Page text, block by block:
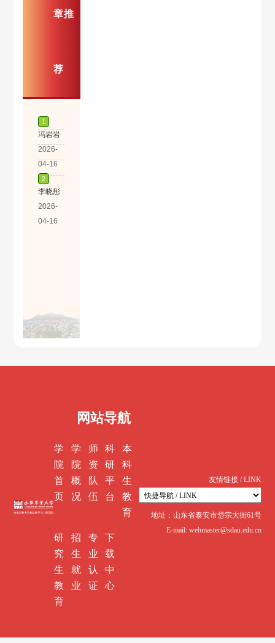
章推
荐
网站导航
学
院
首
页
学
院
概
况
师
资
队
伍
科
研
平
台
本
科
生
教
育
研
究
生
教
育
招
生
就
业
专
业
认
证
下
载
中
心
友情链接 / LINK
地址：山东省泰安市岱宗大街61号
E-mail: webmaster@sdau.edu.cn